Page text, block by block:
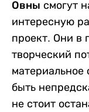
Овны смогут
интересную
проект. Они в
творческий
материальное
быть
не стоит